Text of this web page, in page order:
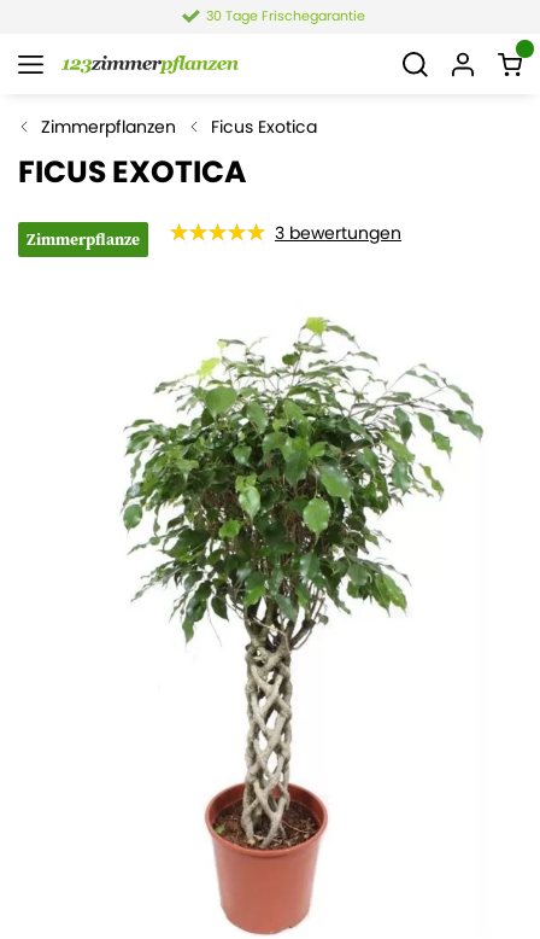
30 Tage Frischegarantie
Zimmerpflanzen Ficus Exotica
FICUS EXOTICA
Zimmerpflanze 3 bewertungen